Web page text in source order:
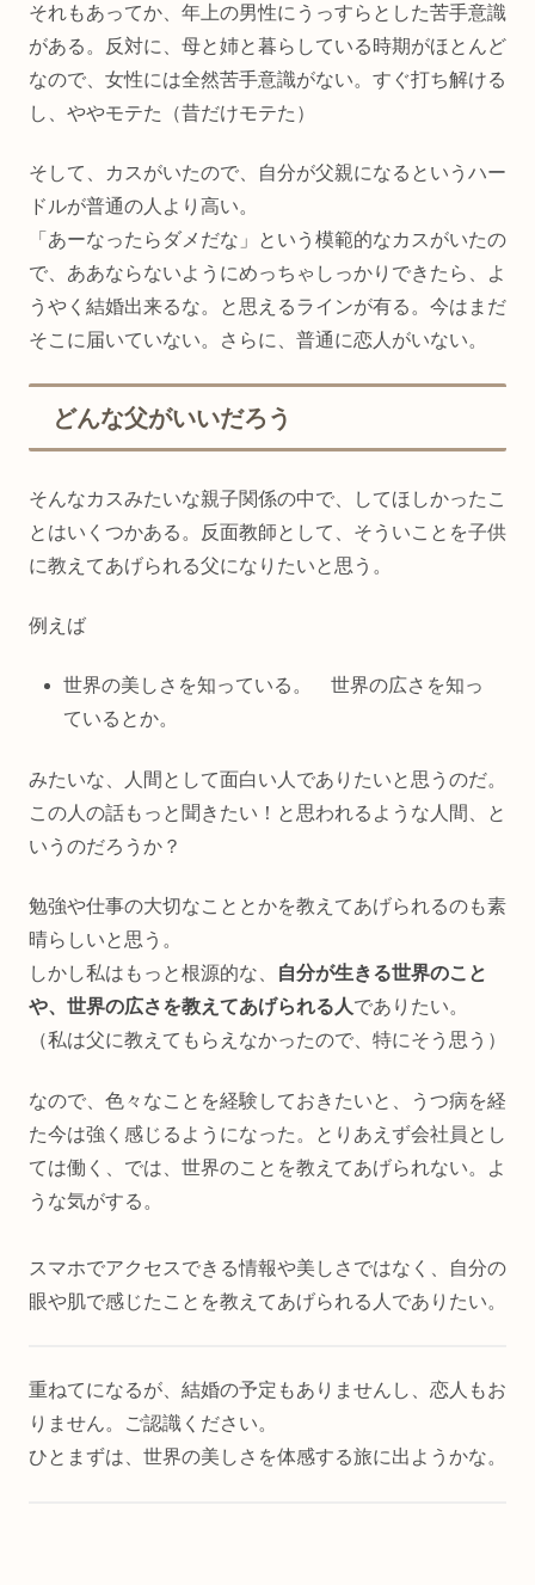
それもあってか、年上の男性にうっすらとした苦手意識
がある。反対に、母と姉と暮らしている時期がほとんど
なので、女性には全然苦手意識がない。すぐ打ち解ける
し、ややモテた（昔だけモテた）
そして、カスがいたので、自分が父親になるというハー
ドルが普通の人より高い。
「あーなったらダメだな」という模範的なカスがいたの
で、ああならないようにめっちゃしっかりできたら、よ
うやく結婚出来るな。と思えるラインが有る。今はまだ
そこに届いていない。さらに、普通に恋人がいない。
どんな父がいいだろう
そんなカスみたいな親子関係の中で、してほしかったこ
とはいくつかある。反面教師として、そういことを子供
に教えてあげられる父になりたいと思う。
例えば
世界の美しさを知っている。 世界の広さを知っ
ているとか。
みたいな、人間として面白い人でありたいと思うのだ。
この人の話もっと聞きたい！と思われるような人間、と
いうのだろうか？
勉強や仕事の大切なこととかを教えてあげられるのも素
晴らしいと思う。
しかし私はもっと根源的な、
自分が生きる世界のこと
や、世界の広さを教えてあげられる人でありたい。
（私は父に教えてもらえなかったので、特にそう思う）
なので、色々なことを経験しておきたいと、うつ病を経
た今は強く感じるようになった。とりあえず会社員とし
ては働く、では、世界のことを教えてあげられない。よ
うな気がする。
スマホでアクセスできる情報や美しさではなく、自分の
眼や肌で感じたことを教えてあげられる人でありたい。
重ねてになるが、結婚の予定もありませんし、恋人もお
りません。ご認識ください。
ひとまずは、世界の美しさを体感する旅に出ようかな。